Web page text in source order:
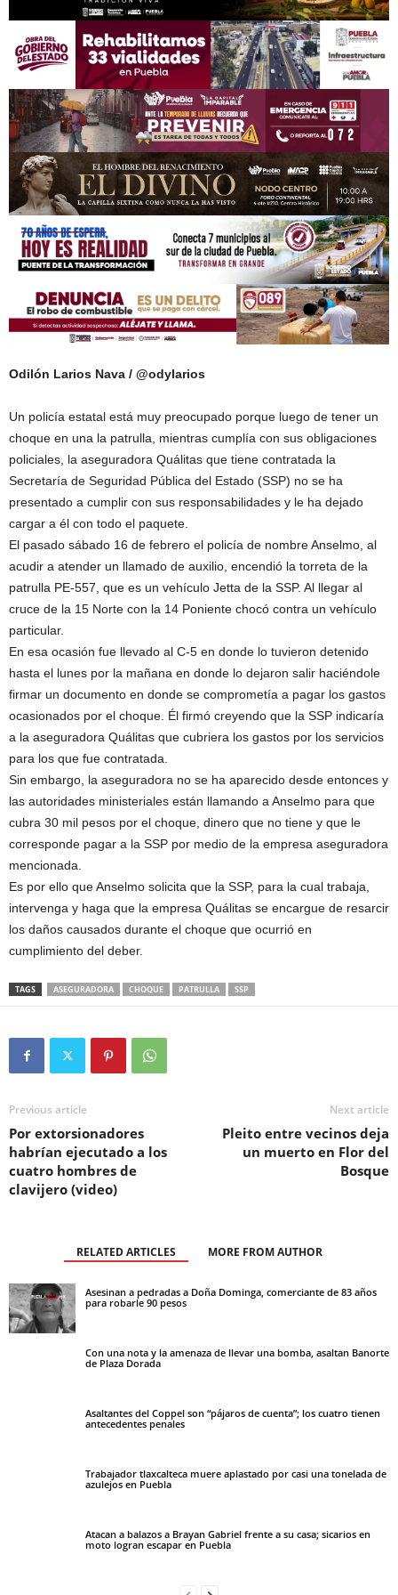
Odilón Larios Nava / @odylarios
Un policía estatal está muy preocupado porque luego de tener un
choque en una la patrulla, mientras cumplía con sus obligaciones
policiales, la aseguradora Quálitas que tiene contratada la
Secretaría de Seguridad Pública del Estado (SSP) no se ha
presentado a cumplir con sus responsabilidades y le ha dejado
cargar a él con todo el paquete.
El pasado sábado 16 de febrero el policía de nombre Anselmo, al
acudir a atender un llamado de auxilio, encendió la torreta de la
patrulla PE-557, que es un vehículo Jetta de la SSP. Al llegar al
cruce de la 15 Norte con la 14 Poniente chocó contra un vehículo
particular.
En esa ocasión fue llevado al C-5 en donde lo tuvieron detenido
hasta el lunes por la mañana en donde lo dejaron salir haciéndole
firmar un documento en donde se comprometía a pagar los gastos
ocasionados por el choque. Él firmó creyendo que la SSP indicaría
a la aseguradora Quálitas que cubriera los gastos por los servicios
para los que fue contratada.
Sin embargo, la aseguradora no se ha aparecido desde entonces y
las autoridades ministeriales están llamando a Anselmo para que
cubra 30 mil pesos por el choque, dinero que no tiene y que le
corresponde pagar a la SSP por medio de la empresa aseguradora
mencionada.
Es por ello que Anselmo solicita que la SSP, para la cual trabaja,
intervenga y haga que la empresa Quálitas se encargue de resarcir
los daños causados durante el choque que ocurrió en
cumplimiento del deber.
TAGS ASEGURADORA CHOQUE PATRULLA SSP
Previous article
Por extorsionadores
habrían ejecutado a los
cuatro hombres de
clavijero (video)
Next article
Pleito entre vecinos deja
un muerto en Flor del
Bosque
RELATED ARTICLES MORE FROM AUTHOR
Asesinan a pedradas a Doña Dominga, comerciante de 83 años
para robarle 90 pesos
Con una nota y la amenaza de llevar una bomba, asaltan Banorte
de Plaza Dorada
Asaltantes del Coppel son “pájaros de cuenta”; los cuatro tienen
antecedentes penales
Trabajador tlaxcalteca muere aplastado por casi una tonelada de
azulejos en Puebla
Atacan a balazos a Brayan Gabriel frente a su casa; sicarios en
moto logran escapar en Puebla